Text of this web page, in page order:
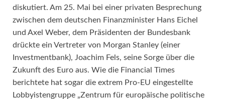
diskutiert. Am 25. Mai bei einer privaten Besprechung
zwischen dem deutschen Finanzminister Hans Eichel
und Axel Weber, dem Präsidenten der Bundesbank
drückte ein Vertreter von Morgan Stanley (einer
Investmentbank), Joachim Fels, seine Sorge über die
Zukunft des Euro aus. Wie die Financial Times
berichtete hat sogar die extrem Pro-EU eingestellte
Lobbyistengruppe „Zentrum für europäische politische